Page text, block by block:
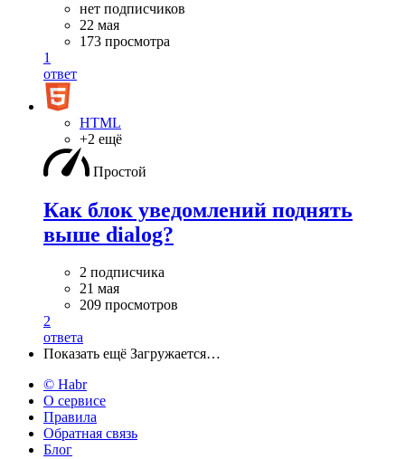
нет подписчиков
22 мая
173 просмотра
1
ответ
HTML
+2 ещё
Простой
Как блок уведомлений поднять
выше dialog?
2 подписчика
21 мая
209 просмотров
2
ответа
Показать ещё Загружается…
© Habr
О сервисе
Правила
Обратная связь
Блог